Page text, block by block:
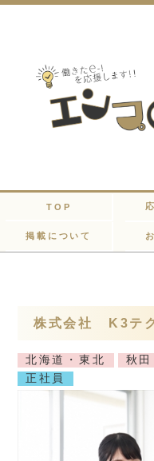
TOP
掲載について
株式会社 K3テ
北海道・東北 秋田
正社員